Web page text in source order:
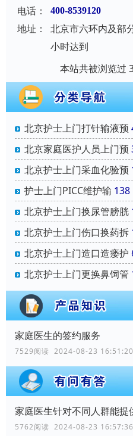
电话： 400-8539120
地址：
北京市六环内及部
小时达到
本站共被浏览过
北京护士上门打针输液预
北京家庭医护人员上门预
北京护士上门采血化验预
护士上门PICC维护输 138
北京护士上门换尿管膀胱
北京护士上门伤口换药拆
北京护士上门造口造瘘护
北京护士上门更换鼻饲管
家庭医生的签约服务
7529阅读 2024-08-23 16:51:20
家庭医生针对不同人群能提
5762阅读 2024-08-23 16:57:36